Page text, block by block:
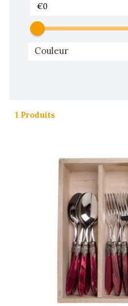
Couleur
1 Produits